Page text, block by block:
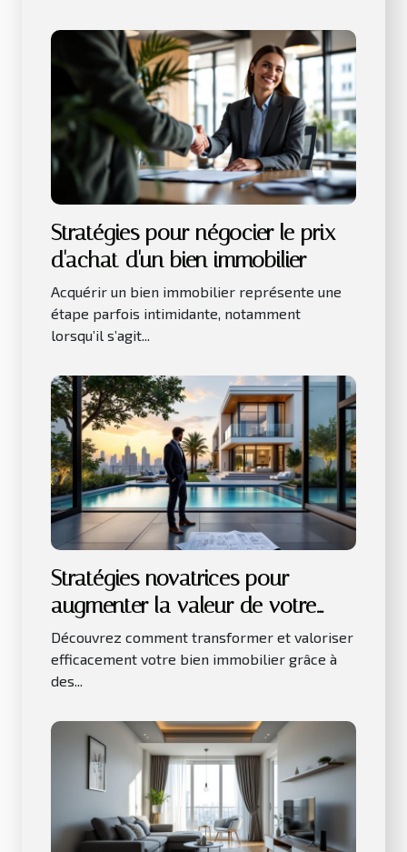
Stratégies pour négocier le prix
d'achat d'un bien immobilier
Acquérir un bien immobilier représente une
étape parfois intimidante, notamment
lorsqu’il s’agit...
Stratégies novatrices pour
augmenter la valeur de votre
bien immobilier
Découvrez comment transformer et valoriser
efficacement votre bien immobilier grâce à
des...